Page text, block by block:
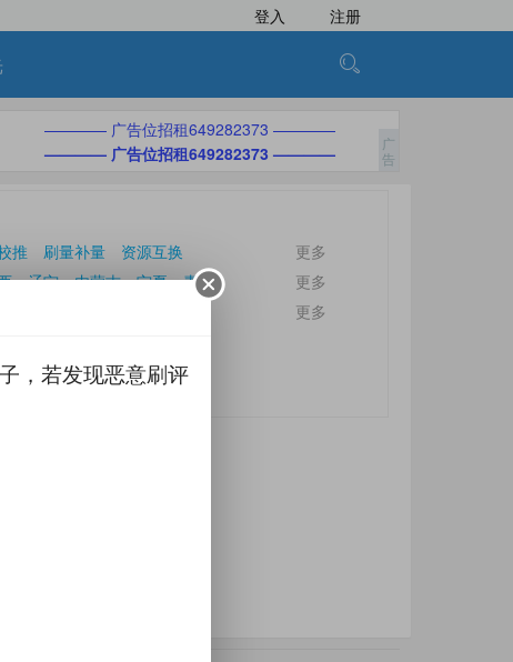
登入 注册
———— 广告位招租649282373 ————
———— 广告位招租649282373 ————
推 刷量补量
资源互换
更多
辽宁 内蒙古 宁夏
青海
更多
更多
，若发现恶意刷评